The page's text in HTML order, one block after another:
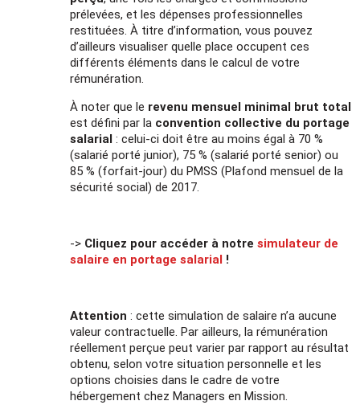
prélevées, et les dépenses professionnelles
restituées. À titre d’information, vous pouvez
d’ailleurs visualiser quelle place occupent ces
différents éléments dans le calcul de votre
rémunération.
À noter que le revenu mensuel minimal brut total
est défini par la convention collective du portage
salarial : celui-ci doit être au moins égal à 70 %
(salarié porté junior), 75 % (salarié porté senior) ou
85 % (forfait-jour) du PMSS (Plafond mensuel de la
sécurité social) de 2017.
-> Cliquez pour accéder à notre simulateur de
salaire en portage salarial !
Attention : cette simulation de salaire n’a aucune
valeur contractuelle. Par ailleurs, la rémunération
réellement perçue peut varier par rapport au résultat
obtenu, selon votre situation personnelle et les
options choisies dans le cadre de votre
hébergement chez Managers en Mission.